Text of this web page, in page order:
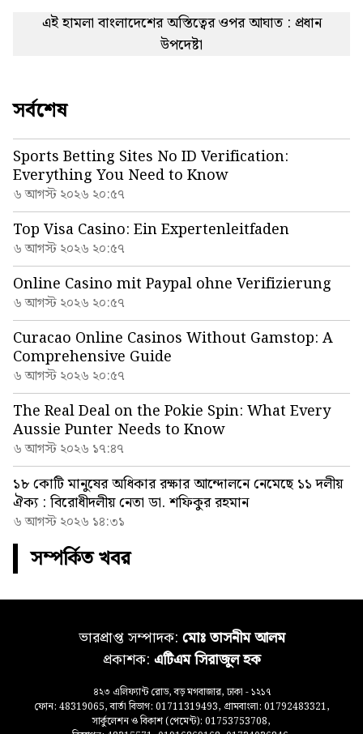
এই হামলা বাংলাদেশের অস্তিত্বের ওপর আঘাত : প্রধান
উপদেষ্টা
সর্বশেষ
Sports Betting Sites No ID Verification:
Everything You Need to Know
৬ আগস্ট ২০২৬ ২০:৫৭
Top Visa Casino: Ein Expertenleitfaden
৬ আগস্ট ২০২৬ ২০:৫৭
Online Casino mit Paypal ohne Verifizierung
৬ আগস্ট ২০২৬ ২০:৫৭
Curacao Online Casinos Without Gamstop: A
Comprehensive Guide
৬ আগস্ট ২০২৬ ২০:৫৭
The Real Deal on the Pokie Spin: What Every
Aussie Punter Needs to Know
৬ আগস্ট ২০২৬ ১৭:৪৭
১৮ কোটি মানুষের অধিকার রক্ষার আন্দোলনে নেমেছে ১১ দলীয়
ঐক্য : বিরোধীদলীয় নেতা ডা. শফিকুর রহমান
৬ আগস্ট ২০২৬ ১৪:৩১
সম্পর্কিত খবর
ভারপ্রাপ্ত সম্পাদক: মোঃ তাসনীম আলম
প্রকাশক: এটিএম সিরাজুল হক
৪২৩ এলিফ্যান্ট রোড, বড় মগবাজার, ঢাকা - ১২১৭
ফোন: 48319065, বার্তা বিভাগ: 01711319493, গ্রামবাংলা: 01792483321,
সার্কুলেশন ও বিকাশ (পেমেন্ট): 01753753708,